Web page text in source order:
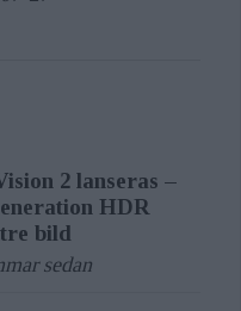
2 lanseras –
HDR
bild
sedan